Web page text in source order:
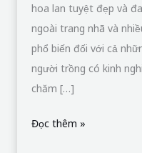
hoa lan tuyệt đẹp và
ngoài trang nhã và
phổ biến đối với cả
người trồng có kinh
chăm […]
Đọc thêm »